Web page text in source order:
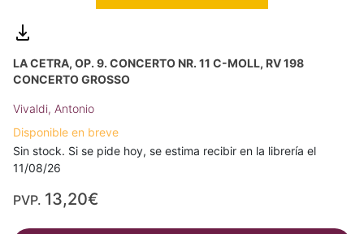
LA CETRA, OP. 9. CONCERTO NR. 11 C-MOLL, RV 198
CONCERTO GROSSO
Vivaldi, Antonio
Disponible en breve
Sin stock. Si se pide hoy, se estima recibir en la librería el
11/08/26
PVP. 13,20€